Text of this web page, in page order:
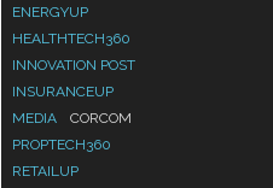
ENERGYUP
HEALTHTECH360
INNOVATION POST
INSURANCEUP
MEDIA
CORCOM
PROPTECH360
RETAILUP